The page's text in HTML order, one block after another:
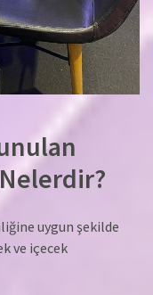
uygun şekilde
ve içecek